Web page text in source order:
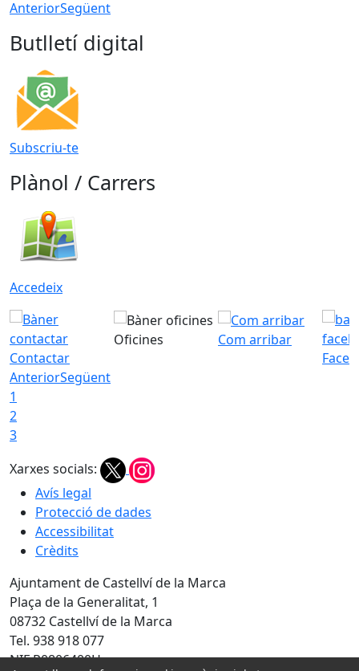
AnteriorSegüent
Butlletí digital
Subscriu-te
Plànol / Carrers
Accedeix
Contactar
Oficines
Com arribar
AnteriorSegüent
1
2
3
Xarxes socials:
Avís legal
Protecció de dades
Accessibilitat
Crèdits
Ajuntament de Castellví de la Marca
Plaça de la Generalitat, 1
08732 Castellví de la Marca
Tel. 938 918 077
NIF P0806400H